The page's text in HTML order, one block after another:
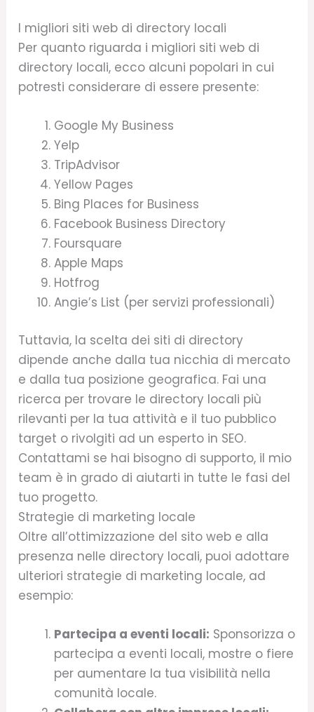
I migliori siti web di directory locali
Per quanto riguarda i migliori siti web di
directory locali, ecco alcuni popolari in cui
potresti considerare di essere presente:
Google My Business
Yelp
TripAdvisor
Yellow Pages
Bing Places for Business
Facebook Business Directory
Foursquare
Apple Maps
Hotfrog
Angie’s List (per servizi professionali)
Tuttavia, la scelta dei siti di directory
dipende anche dalla tua nicchia di mercato
e dalla tua posizione geografica. Fai una
ricerca per trovare le directory locali più
rilevanti per la tua attività e il tuo pubblico
target o rivolgiti ad un esperto in SEO.
Contattami se hai bisogno di supporto, il mio
team è in grado di aiutarti in tutte le fasi del
tuo progetto.
Strategie di marketing locale
Oltre all’ottimizzazione del sito web e alla
presenza nelle directory locali, puoi adottare
ulteriori strategie di marketing locale, ad
esempio:
Partecipa a eventi locali: Sponsorizza o
partecipa a eventi locali, mostre o fiere
per aumentare la tua visibilità nella
comunità locale.